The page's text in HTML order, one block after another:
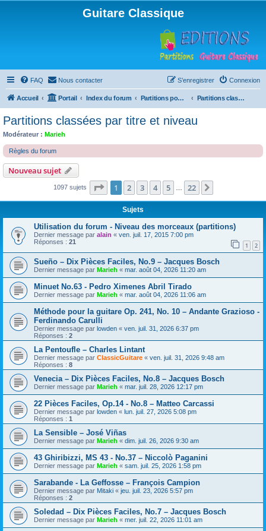
Guitare Classique
FAQ Nous contacter Connexion
S’enregistrer
Accueil Portail Index du forum Partitions pour guitare en libre téléchargement Partitions classées par titre et niveau
Partitions classées par titre et niveau
Modérateur : Marieh
Règles du forum
Nouveau sujet
1097 sujets Page 1sur22
1 2 3 4 5 22
Sujets
Utilisation du forum - Niveau des morceaux (partitions)
Dernier message par alain « ven. juil. 17, 2015 7:00 pm
Réponses : 21 1 2
Sueño – Dix Pièces Faciles, No.9 – Jacques Bosch
Dernier message par Marieh « mar. août 04, 2026 11:20 am
Minuet No.63 - Pedro Ximenes Abril Tirado
Dernier message par Marieh « mar. août 04, 2026 11:06 am
Méthode pour la guitare Op. 241, No. 10 – Andante Grazioso -
Ferdinando Carulli
Dernier message par lowden « ven. juil. 31, 2026 6:37 pm
Réponses : 2
La Pentoufle – Charles Lintant
Dernier message par ClassicGuitare « ven. juil. 31, 2026 9:48 am
Réponses : 8
Venecia – Dix Pièces Faciles, No.8 – Jacques Bosch
Dernier message par Marieh « mar. juil. 28, 2026 12:17 pm
22 Pièces Faciles, Op.14 - No.8 – Matteo Carcassi
Dernier message par lowden « lun. juil. 27, 2026 5:08 pm
Réponses : 1
La Sensible – José Viñas
Dernier message par Marieh « dim. juil. 26, 2026 9:30 am
43 Ghiribizzi, MS 43 - No.37 – Niccolò Paganini
Dernier message par Marieh « sam. juil. 25, 2026 1:58 pm
Sarabande - La Geffosse – François Campion
Dernier message par Mitaki « jeu. juil. 23, 2026 5:57 pm
Réponses : 2
Soledad – Dix Pièces Faciles, No.7 – Jacques Bosch
Dernier message par Marieh « mer. juil. 22, 2026 11:01 am